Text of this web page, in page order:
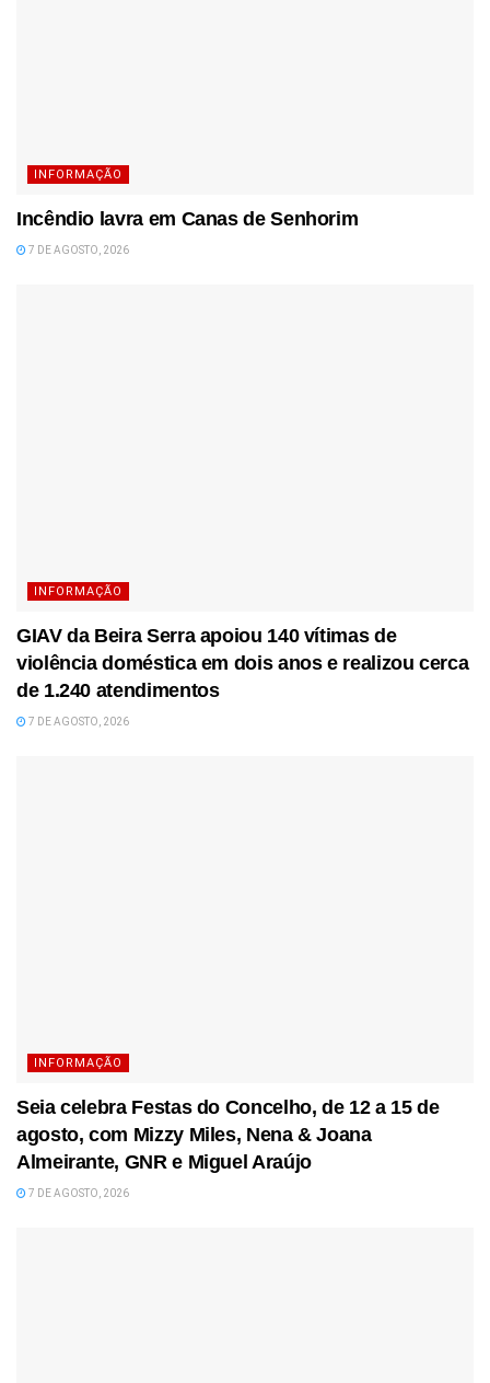
INFORMAÇÃO
Incêndio lavra em Canas de Senhorim
7 DE AGOSTO, 2026
INFORMAÇÃO
GIAV da Beira Serra apoiou 140 vítimas de
violência doméstica em dois anos e realizou cerca
de 1.240 atendimentos
7 DE AGOSTO, 2026
INFORMAÇÃO
Seia celebra Festas do Concelho, de 12 a 15 de
agosto, com Mizzy Miles, Nena & Joana
Almeirante, GNR e Miguel Araújo
7 DE AGOSTO, 2026